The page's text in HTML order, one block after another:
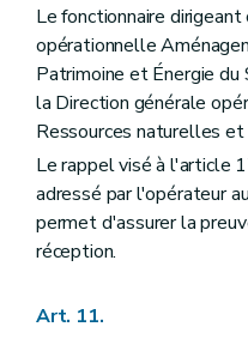
Le fonctionnaire
opérationnelle
Patrimoine et Énergie
la Direction générale
Ressources naturelles et
Le rappel visé à l'article
adressé par l'opérateur
permet d'assurer la
réception.
Art. 11.